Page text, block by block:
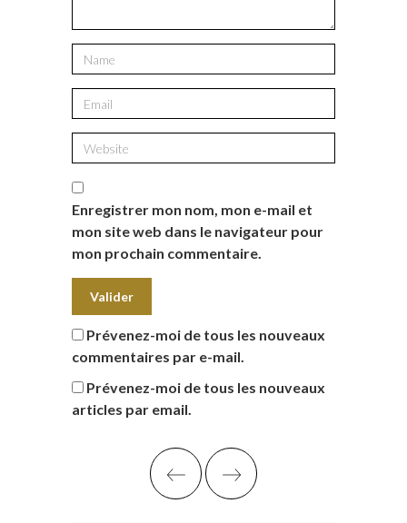
Enregistrer mon nom, mon e-mail et
mon site web dans le navigateur pour
mon prochain commentaire.
Prévenez-moi de tous les nouveaux
commentaires par e-mail.
Prévenez-moi de tous les nouveaux
articles par email.